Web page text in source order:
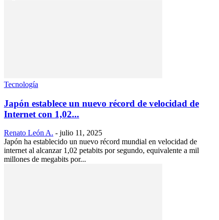
Tecnología
Japón establece un nuevo récord de velocidad de
Internet con 1,02...
Renato León A. - julio 11, 2025
Japón ha establecido un nuevo récord mundial en velocidad de
internet al alcanzar 1,02 petabits por segundo, equivalente a mil
millones de megabits por...